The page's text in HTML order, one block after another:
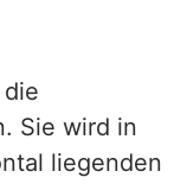
Sie wird in
liegenden